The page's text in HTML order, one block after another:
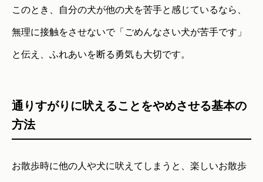
このとき、自分の犬が他の犬を苦手と感じているなら、
無理に接触をさせないで「ごめんなさい犬が苦手です」
と伝え、ふれあいを断る勇気も大切です。
通りすがりに吠えることをやめさせる基本の
方法
お散歩時に他の人や犬に吠えてしまうと、楽しいお散歩